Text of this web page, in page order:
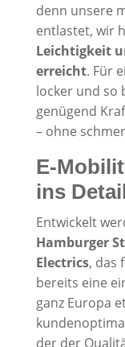
denn unsere
entlastet, wir
Leichtigkeit
erreicht. Für
locker und so
genügend
– ohne
E-
ins
Entwickelt
Hamburger
Electrics, das
bereits eine
ganz Europa
der der